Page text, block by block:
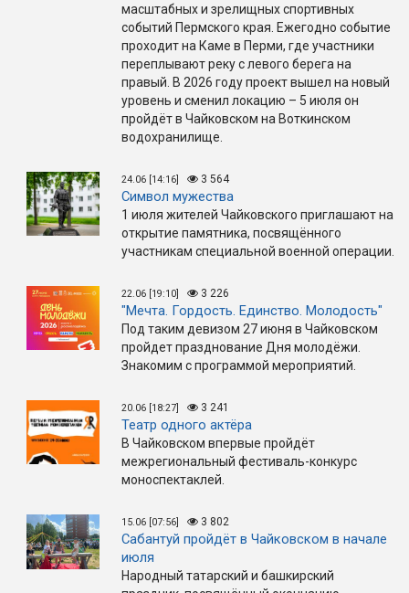
масштабных и зрелищных спортивных
событий Пермского края. Ежегодно событие
проходит на Каме в Перми, где участники
переплывают реку с левого берега на
правый. В 2026 году проект вышел на новый
уровень и сменил локацию – 5 июля он
пройдёт в Чайковском на Воткинском
водохранилище.
24.06 [14:16] 3 564
Символ мужества
1 июля жителей Чайковского приглашают на
открытие памятника, посвящённого
участникам специальной военной операции.
22.06 [19:10] 3 226
"Мечта. Гордость. Единство. Молодость"
Под таким девизом 27 июня в Чайковском
пройдет празднование Дня молодёжи.
Знакомим с программой мероприятий.
20.06 [18:27] 3 241
Театр одного актёра
В Чайковском впервые пройдёт
межрегиональный фестиваль-конкурс
моноспектаклей.
15.06 [07:56] 3 802
Сабантуй пройдёт в Чайковском в начале
июля
Народный татарский и башкирский